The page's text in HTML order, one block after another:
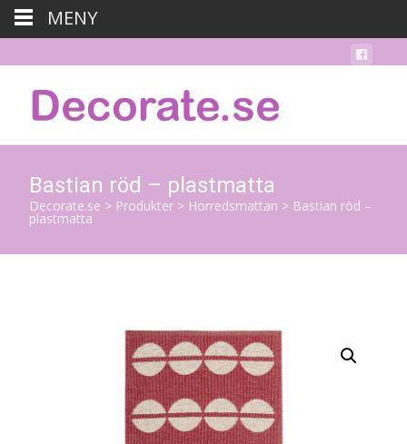
Bastian röd – plastmatta
Decorate.se > Produkter > Horredsmattan > Bastian röd –
plastmatta
MENY